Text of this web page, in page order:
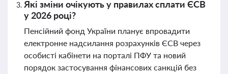
Які зміни очікують у правилах сплати ЄСВ
у 2026 році?
Пенсійний фонд України планує впровадити
електронне надсилання розрахунків ЄСВ через
особисті кабінети на порталі ПФУ та новий
порядок застосування фінансових санкцій без